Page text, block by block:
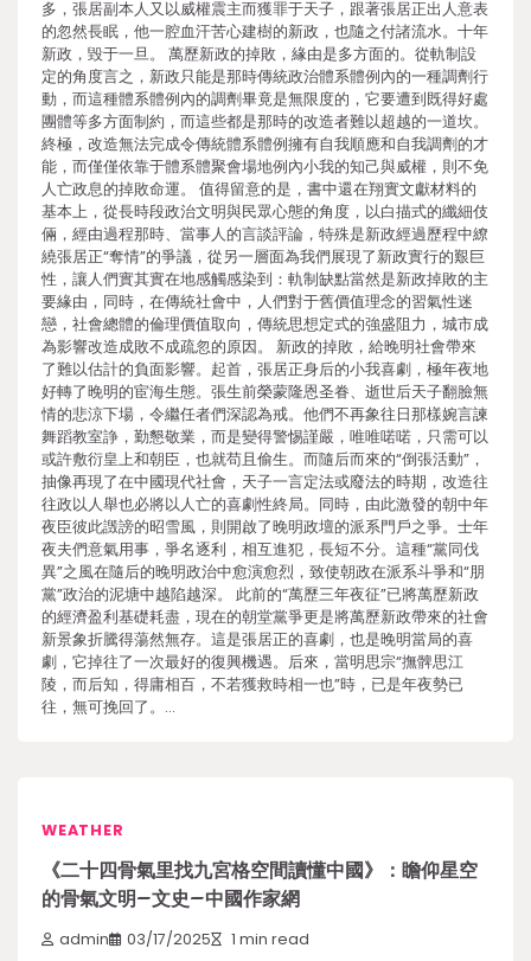
多，張居副本人又以威權震主而獲罪于天子，跟著張居正出人意表
的忽然長眠，他一腔血汗苦心建樹的新政，也隨之付諸流水。十年
新政，毀于一旦。 萬歷新政的掉敗，緣由是多方面的。從軌制設
定的角度言之，新政只能是那時傳統政治體系體例內的一種調劑行
動，而這種體系體例內的調劑畢竟是無限度的，它要遭到既得好處
團體等多方面制約，而這些都是那時的改造者難以超越的一道坎。
終極，改造無法完成令傳統體系體例擁有自我順應和自我調劑的才
能，而僅僅依靠于體系體聚會場地例內小我的知己與威權，則不免
人亡政息的掉敗命運。 值得留意的是，書中還在翔實文獻材料的
基本上，從長時段政治文明與民眾心態的角度，以白描式的纖細伎
倆，經由過程那時、當事人的言談評論，特殊是新政經過歷程中繚
繞張居正“奪情”的爭議，從另一層面為我們展現了新政實行的艱巨
性，讓人們實其實在地感觸感染到：軌制缺點當然是新政掉敗的主
要緣由，同時，在傳統社會中，人們對于舊價值理念的習氣性迷
戀，社會總體的倫理價值取向，傳統思想定式的強盛阻力，城市成
為影響改造成敗不成疏忽的原因。 新政的掉敗，給晚明社會帶來
了難以估計的負面影響。起首，張居正身后的小我喜劇，極年夜地
好轉了晚明的宦海生態。張生前榮蒙隆恩圣眷、逝世后天子翻臉無
情的悲涼下場，令繼任者們深認為戒。他們不再象往日那樣婉言諫
舞蹈教室諍，勤懇敬業，而是變得警惕謹嚴，唯唯喏喏，只需可以
或許敷衍皇上和朝臣，也就苟且偷生。而隨后而來的“倒張活動”，
抽像再現了在中國現代社會，天子一言定法或廢法的時期，改造往
往政以人舉也必將以人亡的喜劇性終局。同時，由此激發的朝中年
夜臣彼此譭謗的昭雪風，則開啟了晚明政壇的派系門戶之爭。士年
夜夫們意氣用事，爭名逐利，相互進犯，長短不分。這種“黨同伐
異”之風在隨后的晚明政治中愈演愈烈，致使朝政在派系斗爭和“朋
黨”政治的泥塘中越陷越深。 此前的“萬歷三年夜征”已將萬歷新政
的經濟盈利基礎耗盡，現在的朝堂黨爭更是將萬歷新政帶來的社會
新景象折騰得蕩然無存。這是張居正的喜劇，也是晚明當局的喜
劇，它掉往了一次最好的復興機遇。后來，當明思宗“撫髀思江
陵，而后知，得庸相百，不若獲救時相一也”時，已是年夜勢已
往，無可挽回了。…
WEATHER
《二十四骨氣里找九宮格空間讀懂中國》：瞻仰星空
的骨氣文明–文史–中國作家網
admin 03/17/2025 1 min read